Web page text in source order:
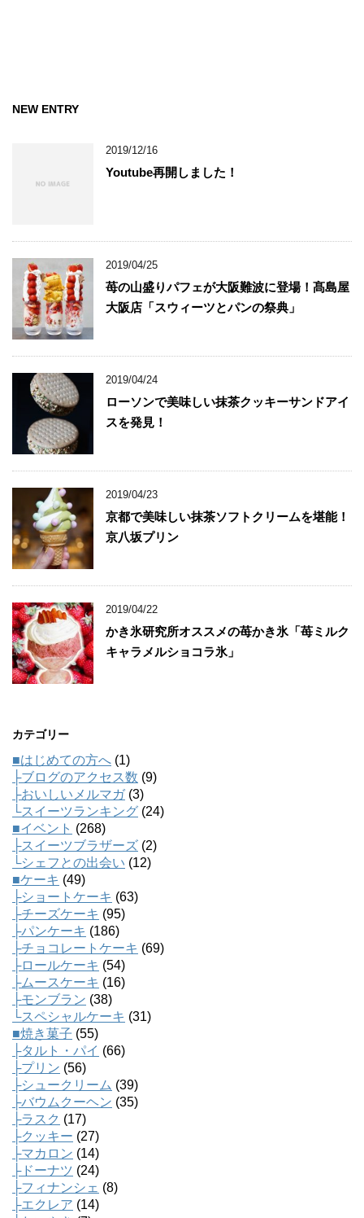
NEW ENTRY
2019/12/16
Youtube再開しました！
2019/04/25
苺の山盛りパフェが大阪難波に登場！髙島屋
大阪店「スウィーツとパンの祭典」
2019/04/24
ローソンで美味しい抹茶クッキーサンドアイ
スを発見！
2019/04/23
京都で美味しい抹茶ソフトクリームを堪能！
京八坂プリン
2019/04/22
かき氷研究所オススメの苺かき氷「苺ミルク
キャラメルショコラ氷」
カテゴリー
■はじめての方へ (1)
├ブログのアクセス数 (9)
├おいしいメルマガ(3)
└スイーツランキング (24)
■イベント (268)
├スイーツブラザーズ (2)
└シェフとの出会い (12)
■ケーキ (49)
├ショートケーキ (63)
├チーズケーキ (95)
├パンケーキ (186)
├チョコレートケーキ (69)
├ロールケーキ (54)
├ムースケーキ (16)
├モンブラン (38)
└スペシャルケーキ (31)
■焼き菓子 (55)
├タルト・パイ (66)
├プリン (56)
├シュークリーム (39)
├バウムクーヘン (35)
├ラスク (17)
├クッキー (27)
├マカロン (14)
├ドーナツ (24)
├フィナンシェ (8)
├エクレア (14)